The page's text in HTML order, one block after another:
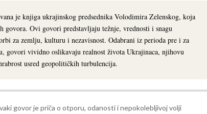
je knjiga ukrajinskog predsednika Volodimira Zelenskog, koja
govora. Ovi govori predstavljaju težnje, vrednosti i snagu
za zemlju, kulturu i nezavisnost. Odabrani iz perioda pre i za
govori vividno oslikavaju realnost života Ukrajinaca, njihovu
usred geopolitičkih turbulencija.
govor je priča o otporu, odanosti i nepokolebljivoj volji